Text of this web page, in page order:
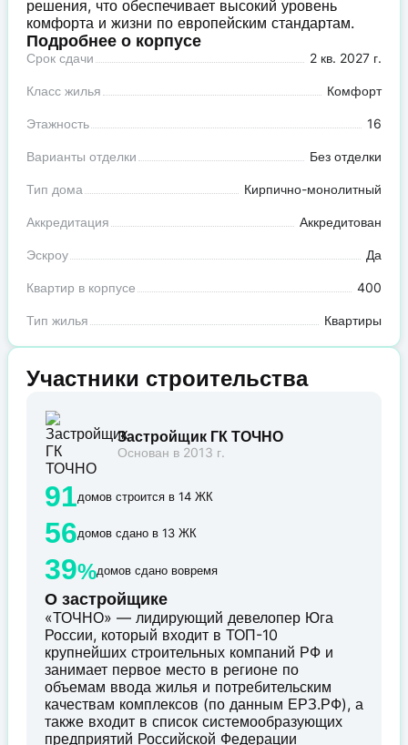
решения, что обеспечивает высокий уровень
комфорта и жизни по европейским стандартам.
Подробнее о корпусе
Срок сдачи 2 кв. 2027 г.
Класс жилья Комфорт
Этажность 16
Варианты отделки Без отделки
Тип дома Кирпично-монолитный
Аккредитация Аккредитован
Эскроу Да
Квартир в корпусе 400
Тип жилья Квартиры
Участники строительства
Застройщик ГК ТОЧНО
Основан в 2013 г.
91домов строится в 14 ЖК
56домов сдано в 13 ЖК
39%домов сдано вовремя
О застройщике
«ТОЧНО» — лидирующий девелопер Юга
России, который входит в ТОП-10
крупнейших строительных компаний РФ и
занимает первое место в регионе по
объемам ввода жилья и потребительским
качествам комплексов (по данным ЕРЗ.РФ), а
также входит в список системообразующих
предприятий Российской Федерации